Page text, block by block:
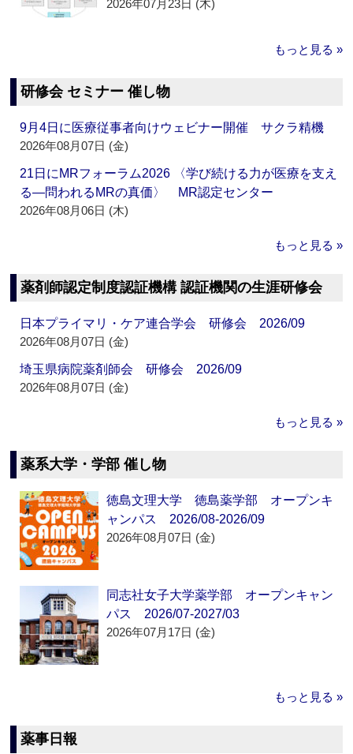
2026年07月23日 (木)
もっと見る »
研修会 セミナー 催し物
9月4日に医療従事者向けウェビナー開催 サクラ精機
2026年08月07日 (金)
21日にMRフォーラム2026 〈学び続ける力が医療を支え
る―問われるMRの真価〉 MR認定センター
2026年08月06日 (木)
もっと見る »
薬剤師認定制度認証機構 認証機関の生涯研修会
日本プライマリ・ケア連合学会 研修会 2026/09
2026年08月07日 (金)
埼玉県病院薬剤師会 研修会 2026/09
2026年08月07日 (金)
もっと見る »
薬系大学・学部 催し物
徳島文理大学 徳島薬学部 オープンキ
ャンパス 2026/08-2026/09
2026年08月07日 (金)
同志社女子大学薬学部 オープンキャン
パス 2026/07-2027/03
2026年07月17日 (金)
もっと見る »
薬事日報